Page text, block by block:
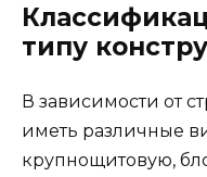
типу
В зависимости от
иметь различные
крупнощитовую,